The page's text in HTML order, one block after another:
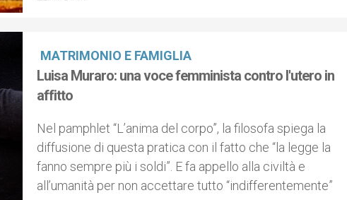
MATRIMONIO E FAMIGLIA
Luisa Muraro: una voce femminista contro l'utero in
affitto
Nel pamphlet “L’anima del corpo”, la filosofa spiega la
diffusione di questa pratica con il fatto che “la legge la
fanno sempre più i soldi”. E fa appello alla civiltà e
all’umanità per non accettare tutto “indifferentemente”